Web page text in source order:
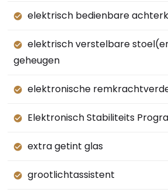
elektrisch bedienbare
elektrisch verstelbare
geheugen
elektronische
Elektronisch Stabiliteits
extra getint glas
grootlichtassistent